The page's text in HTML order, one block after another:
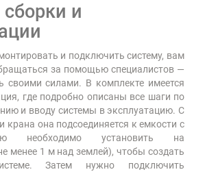
и
и подключить систему, вам
за помощью специалистов —
своими силами. В комплекте имеется
где подробно описаны все шаги по
и вводу системы в эксплуатацию. С
она подсоединяется к емкости с
необходимо установить на
менее 1 м над землей), чтобы создать
Затем нужно подключить